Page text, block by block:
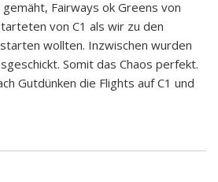
Fairways ok Greens von
von C1 als wir zu den
wollten. Inzwischen wurden
Somit das Chaos perfekt.
Gutdünken die Flights auf C1 und